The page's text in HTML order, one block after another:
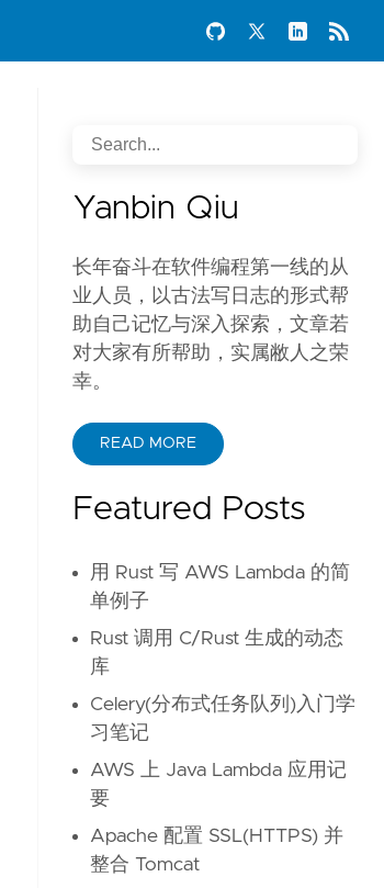
Yanbin Qiu
长年奋斗在软件编程第一线的从
业人员，以古法写日志的形式帮
助自己记忆与深入探索，文章若
对大家有所帮助，实属敝人之荣
幸。
READ MORE
Featured Posts
用 Rust 写 AWS Lambda 的简
单例子
Rust 调用 C/Rust 生成的动态
库
Celery(分布式任务队列)入门学
习笔记
AWS 上 Java Lambda 应用记
要
Apache 配置 SSL(HTTPS) 并
整合 Tomcat